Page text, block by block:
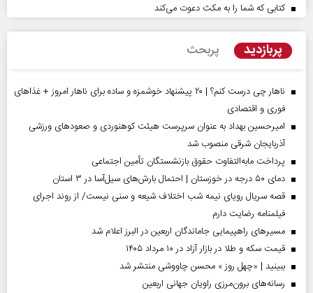
کتابی که شما را به مکث دعوت می‌کند
پربازدید پربحث
ناهار چی درست کنم؟ | ۲۰ پیشنهاد خوشمزه و ساده برای ناهار امروز + غذاهای
فوری و اقتصادی
امیرحسین بهداد به عنوان سرپرست هیئت کوهنوردی و صعودهای ورزشی
آذربایجان شرقی منصوب شد
پرداخت مابه‌التفاوت حقوق بازنشستگان تأمین اجتماعی
دمای ۵۰ درجه در خوزستان | احتمال بارش‌های سیل‌آسا در ۳ استان
قصه سریال رویای نیمه شب اختلاف شیعه و سنی نیست/ از روند اجرای
فیلمنامه رضایت دارم
مسیر‌های راهپیمایی جاماندگان اربعین در البرز اعلام شد
قیمت سکه و طلا در بازار آزاد در ۱۰ مرداد ۱۴۰۵
ببینید | «چهل روز » محسن چاووشی منتشر شد
رسانه‌های برون‌مرزی راویان جهانی اربعین